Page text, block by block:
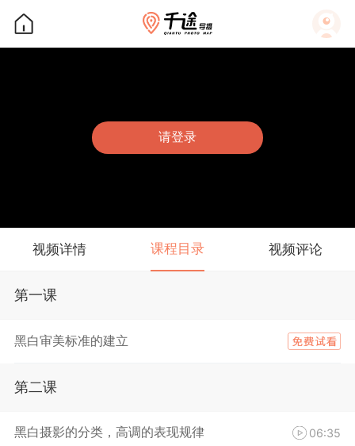
请登录
视频详情 课程目录 视频评论
第一课
黑白审美标准的建立
第二课
黑白摄影的分类，高调的表现规律 06:35